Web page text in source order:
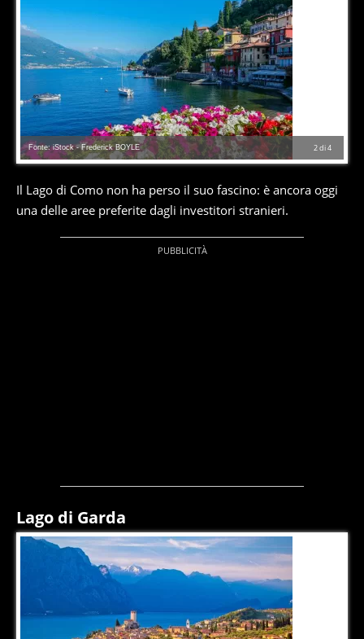
2di4
Fonte: iStock - Frederick BOYLE
Il Lago di Como non ha perso il suo fascino: è ancora oggi
una delle aree preferite dagli investitori stranieri.
Lago di Garda